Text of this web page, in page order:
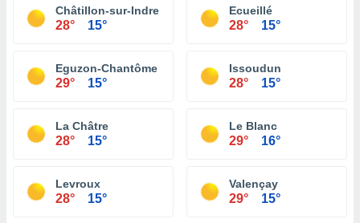
Châtillon-sur-Indre
28° 15°
Ecueillé
28° 15°
Eguzon-Chantôme
29° 15°
Issoudun
28° 15°
La Châtre
28° 15°
Le Blanc
29° 16°
Levroux
28° 15°
Valençay
29° 15°